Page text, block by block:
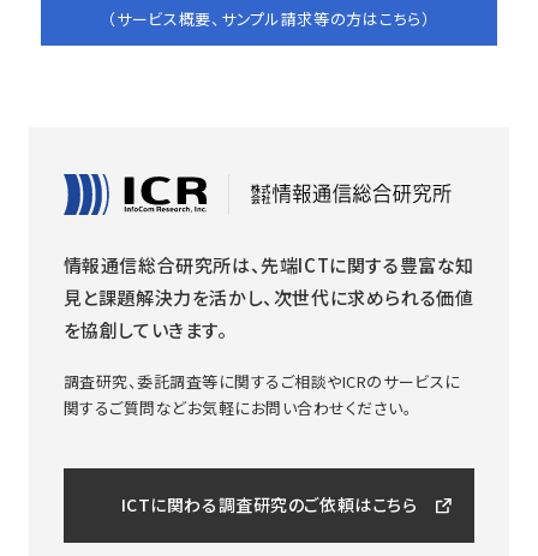
（サービス概要、サンプル請求等の方はこちら）
情報通信総合研究所は、先端ICTに関する豊富な知
見と課題解決力を活かし、次世代に求められる価値
を協創していきます。
調査研究、委託調査等に関するご相談やICRのサービスに
関するご質問などお気軽にお問い合わせください。
ICTに関わる調査研究のご依頼はこちら